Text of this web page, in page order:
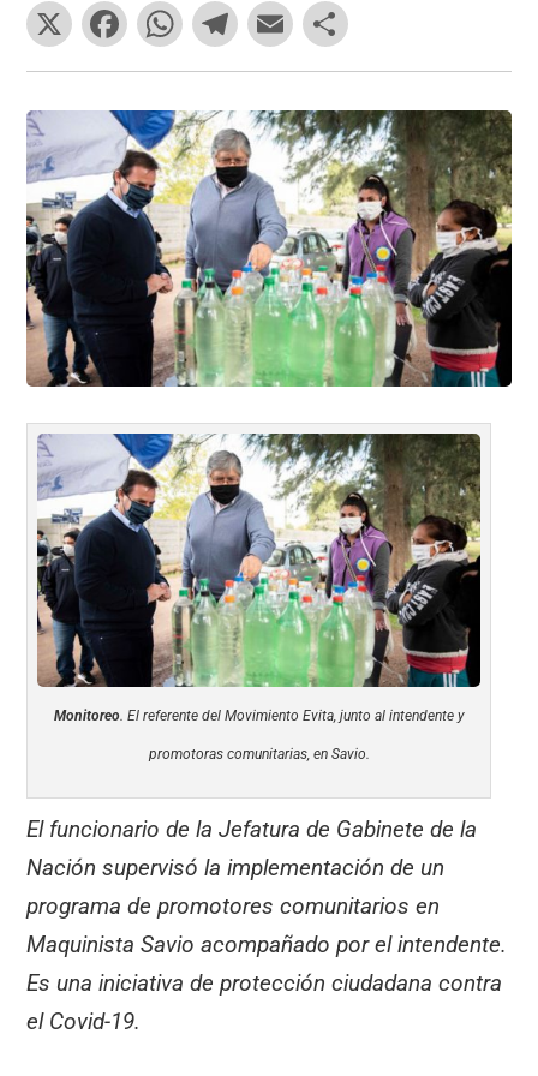
X
F
a
c
e
b
o
o
k
W
h
at
s
A
p
p
T
el
e
gr
a
m
E
m
ai
l
o
m
p
ar
tir
Monitoreo . El referente del Movimiento Evita, junto al intendente y
promotoras comunitarias, en Savio.
El funcionario de la Jefatura de Gabinete de la
Nación supervisó la implementación de un
programa de promotores comunitarios en
Maquinista Savio acompañado por el intendente.
Es una iniciativa de protección ciudadana contra
el Covid-19.